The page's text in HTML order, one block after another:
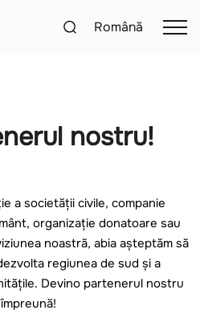
Română
nostru!
a societății civile, companie
organizație donatoare sau
noastră, abia așteptăm să
regiunea de sud și a
Devino partenerul nostru